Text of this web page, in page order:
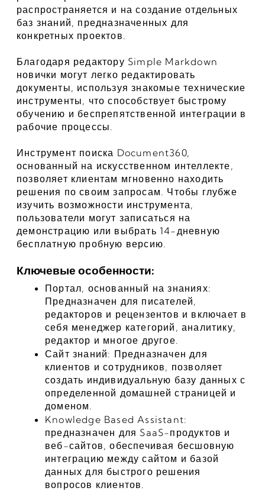
распространяется и на создание отдельных
баз знаний, предназначенных для
конкретных проектов.
Благодаря редактору Simple Markdown
новички могут легко редактировать
документы, используя знакомые технические
инструменты, что способствует быстрому
обучению и беспрепятственной интеграции в
рабочие процессы.
Инструмент поиска Document360,
основанный на искусственном интеллекте,
позволяет клиентам мгновенно находить
решения по своим запросам. Чтобы глубже
изучить возможности инструмента,
пользователи могут записаться на
демонстрацию или выбрать 14-дневную
бесплатную пробную версию.
Ключевые особенности:
Портал, основанный на знаниях:
Предназначен для писателей,
редакторов и рецензентов и включает в
себя менеджер категорий, аналитику,
редактор и многое другое.
Сайт знаний: Предназначен для
клиентов и сотрудников, позволяет
создать индивидуальную базу данных с
определенной домашней страницей и
доменом.
Knowledge Based Assistant:
предназначен для SaaS-продуктов и
веб-сайтов, обеспечивая бесшовную
интеграцию между сайтом и базой
данных для быстрого решения
вопросов клиентов.